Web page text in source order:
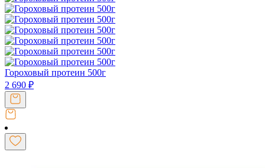
Гороховый протеин 500г
2 690 ₽